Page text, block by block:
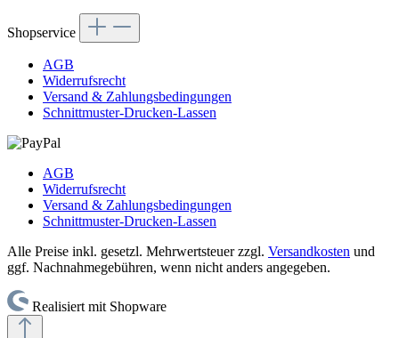
Shopservice
AGB
Widerrufsrecht
Versand & Zahlungsbedingungen
Schnittmuster-Drucken-Lassen
AGB
Widerrufsrecht
Versand & Zahlungsbedingungen
Schnittmuster-Drucken-Lassen
Alle Preise inkl. gesetzl. Mehrwertsteuer zzgl. Versandkosten und
ggf. Nachnahmegebühren, wenn nicht anders angegeben.
Realisiert mit Shopware